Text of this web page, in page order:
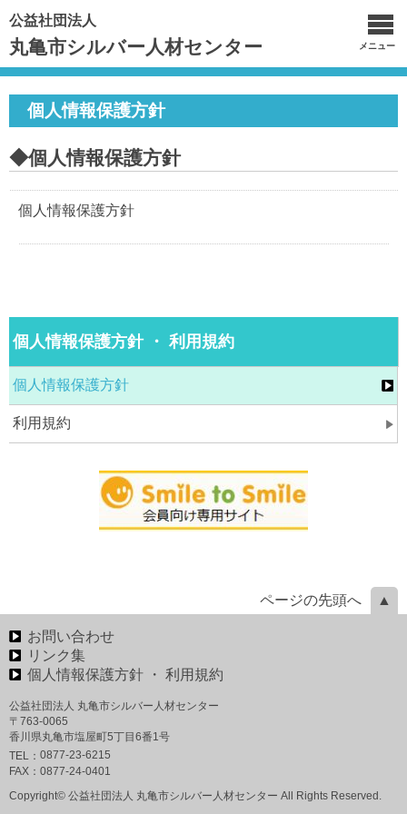
公益社団法人
丸亀市シルバー人材センター メニュー
個人情報保護方針
◆個人情報保護方針
個人情報保護方針
個人情報保護方針 ・ 利用規約
個人情報保護方針
利用規約
ページの先頭へ
お問い合わせ
リンク集
個人情報保護方針 ・ 利用規約
公益社団法人 丸亀市シルバー人材センター
〒763-0065
香川県丸亀市塩屋町5丁目6番1号
TEL： 0877-23-6215
FAX： 0877-24-0401
Copyright© 公益社団法人 丸亀市シルバー人材センター All Rights Reserved.